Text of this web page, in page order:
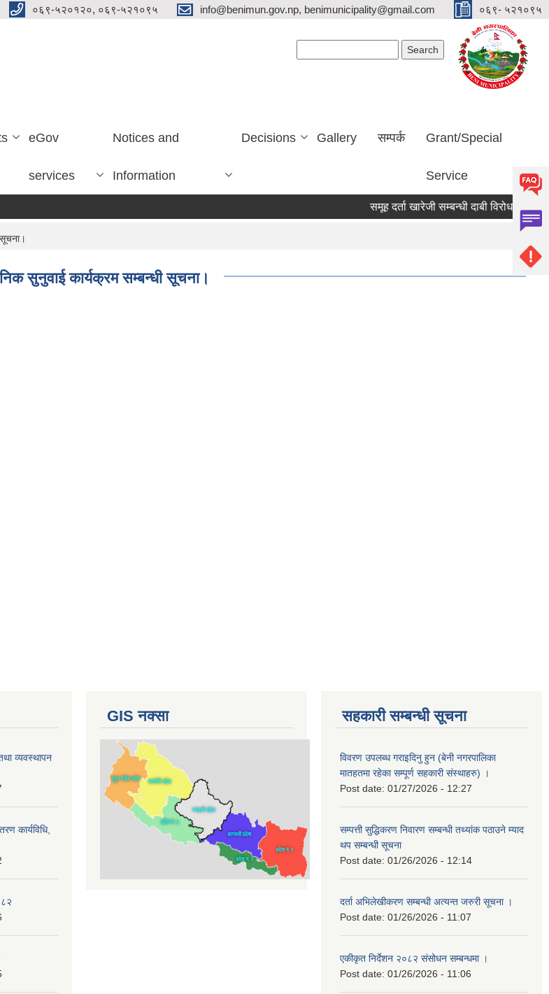
०६९-५२०१२०, ०६९-५२१०९५ info@benimun.gov.np, benimunicipality@gmail.com ०६९- ५२१०९५
eGov
services
Notices and
Information
Decisions Gallery सम्पर्क Grant/Special
Service
समूह दर्ता खारेजी सम्बन्धी दाबी विरोध पेश गर्ने सूचना
सुनुवाई कार्यक्रम सम्बन्धी सूचना।
व्यवस्थापन
कार्यविधि,
GIS नक्सा सहकारी सम्बन्धी सूचना
विवरण उपलब्ध गराइदिनु हुन (बेनी नगरपालिका
मातहतमा रहेका सम्पूर्ण सहकारी संस्थाहरु) ।
Post date: 01/27/2026 - 12:27
सम्पत्ती सुद्धिकरण निवारण सम्बन्धी तथ्यांक पठाउने म्याद
थप सम्बन्धी सूचना
Post date: 01/26/2026 - 12:14
दर्ता अभिलेखीकरण सम्बन्धी अत्यन्‍त जरुरी सूचना ।
Post date: 01/26/2026 - 11:07
एकीकृत निर्देशन २०८२ संसोधन सम्बन्धमा ।
Post date: 01/26/2026 - 11:06